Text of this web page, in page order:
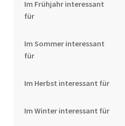
Im Frühjahr interessant
für
Im Sommer interessant
für
Im Herbst interessant für
Im Winter interessant für